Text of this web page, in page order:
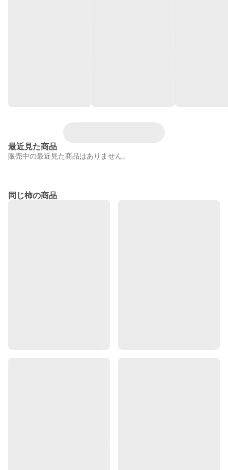
最近見た商品
販売中の最近見た商品はありません。
同じ柿の商品